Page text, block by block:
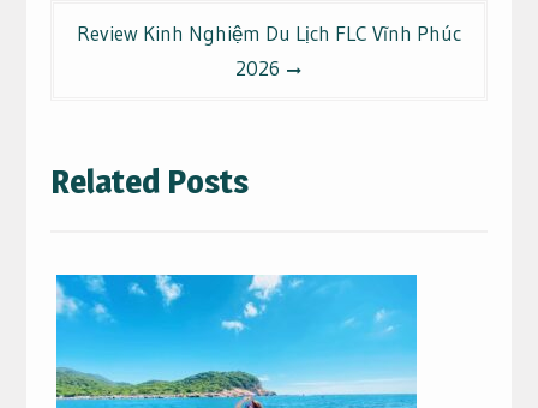
Review Kinh Nghiệm Du Lịch FLC Vĩnh Phúc
2026
Related Posts